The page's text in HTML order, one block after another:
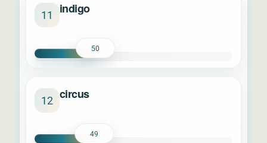
11 indigo
50
12 circus
49